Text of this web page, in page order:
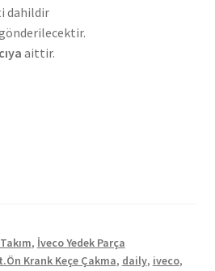
dahildir
aittir.
, İveco Yedek Parça
Krank Keçe Çakma, daily, iveco,